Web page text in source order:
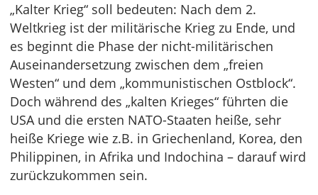
„Kalter Krieg“ soll bedeuten: Nach dem 2.
Weltkrieg ist der militärische Krieg zu Ende, und
es beginnt die Phase der nicht-militärischen
Auseinandersetzung zwischen dem „freien
Westen“ und dem „kommunistischen Ostblock“.
Doch während des „kalten Krieges“ führten die
USA und die ersten NATO-Staaten heiße, sehr
heiße Kriege wie z.B. in Griechenland, Korea, den
Philippinen, in Afrika und Indochina – darauf wird
zurückzukommen sein.